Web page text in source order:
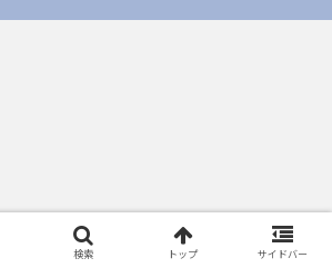
検索 トップ サイドバー